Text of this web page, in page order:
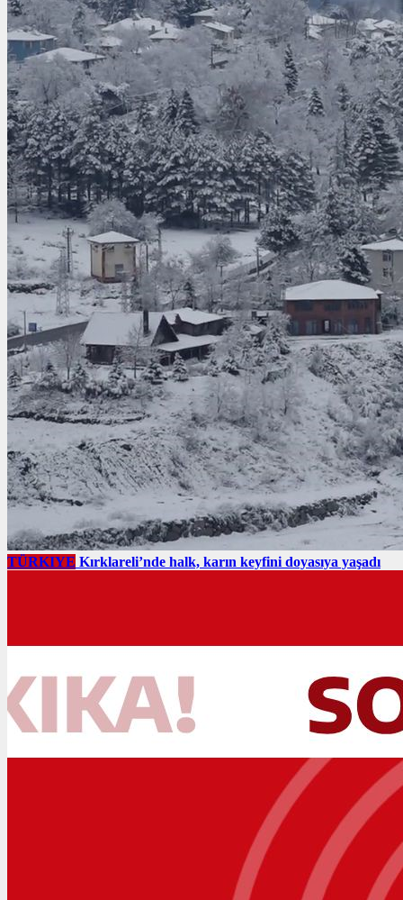
TÜRKIYE Kırklareli’nde halk, karın keyfini doyasıya yaşadı